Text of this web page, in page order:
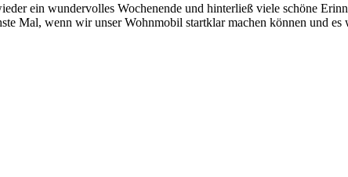
ein wundervolles Wochenende und hinterließ viele schöne
Mal, wenn wir unser Wohnmobil startklar machen können und